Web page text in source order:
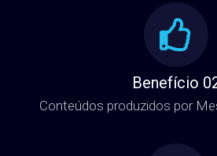
Benefício
Conteúdos produzidos por